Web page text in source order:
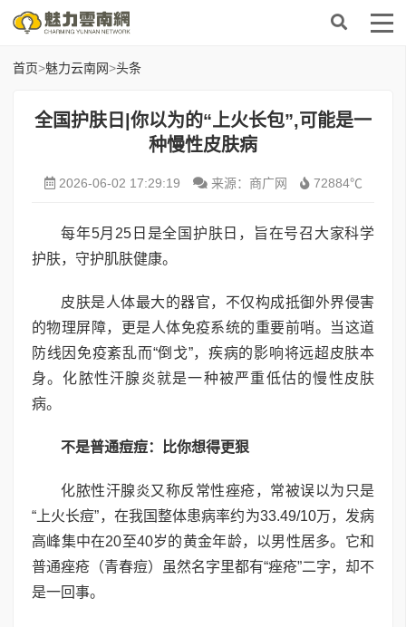
首页>魅力云南网>头条
全国护肤日|你以为的“上火长包”,可能是一
种慢性皮肤病
2026-06-02 17:29:19 来源：商广网 72884℃
每年5月25日是全国护肤日，旨在号召大家科学
护肤，守护肌肤健康。
皮肤是人体最大的器官，不仅构成抵御外界侵害
的物理屏障，更是人体免疫系统的重要前哨。当这道
防线因免疫紊乱而“倒戈”，疾病的影响将远超皮肤本
身。化脓性汗腺炎就是一种被严重低估的慢性皮肤
病。
不是普通痘痘：比你想得更狠
化脓性汗腺炎又称反常性痤疮，常被误以为只是
“上火长痘”，在我国整体患病率约为33.49/10万，发病
高峰集中在20至40岁的黄金年龄，以男性居多。它和
普通痤疮（青春痘）虽然名字里都有“痤疮”二字，却不
是一回事。